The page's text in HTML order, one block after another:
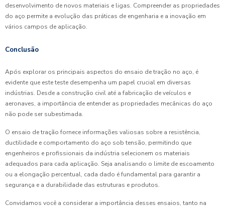
desenvolvimento de novos materiais e ligas. Compreender as propriedades
do aço permite a evolução das práticas de engenharia e a inovação em
vários campos de aplicação.
Conclusão
Após explorar os principais aspectos do ensaio de tração no aço, é
evidente que este teste desempenha um papel crucial em diversas
indústrias. Desde a construção civil até a fabricação de veículos e
aeronaves, a importância de entender as propriedades mecânicas do aço
não pode ser subestimada.
O ensaio de tração fornece informações valiosas sobre a resistência,
ductilidade e comportamento do aço sob tensão, permitindo que
engenheiros e profissionais da indústria selecionem os materiais
adequados para cada aplicação. Seja analisando o limite de escoamento
ou a elongação percentual, cada dado é fundamental para garantir a
segurança e a durabilidade das estruturas e produtos.
Convidamos você a considerar a importância desses ensaios, tanto na